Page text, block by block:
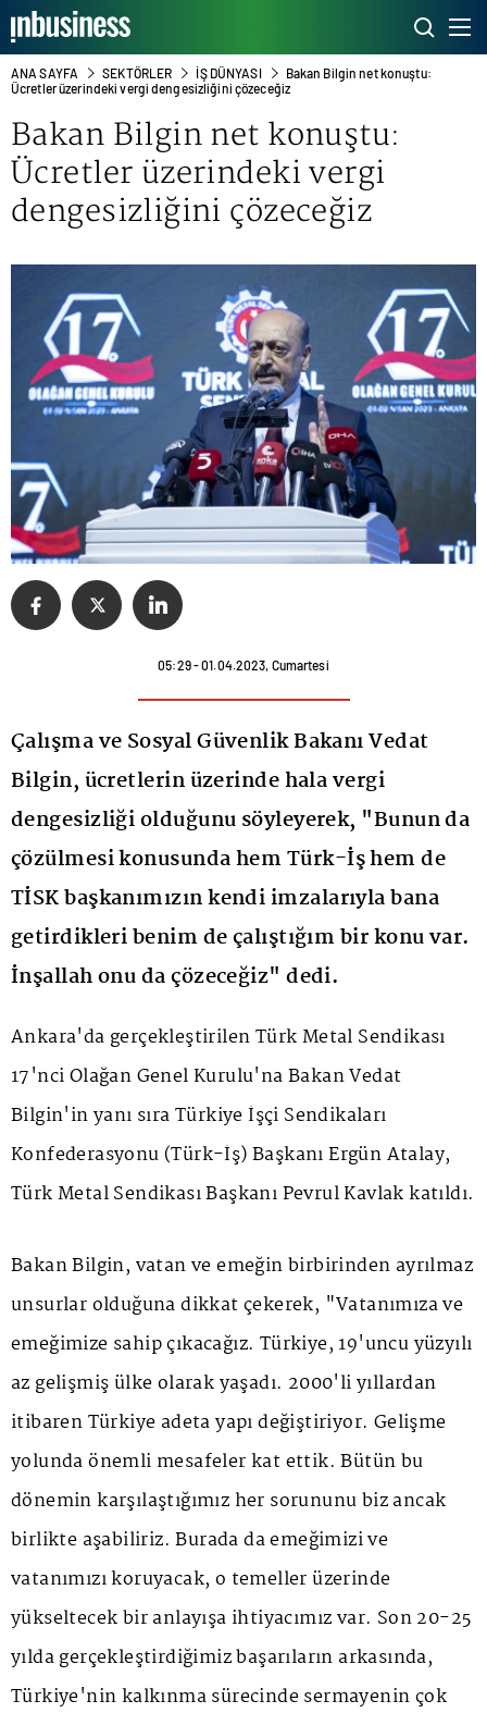
ANA SAYFA SEKTÖRLER İŞ DÜNYASI
Bakan Bilgin net konuştu:
Ücretler üzerindeki vergi dengesizliğini çözeceğiz
Bakan Bilgin net konuştu:
Ücretler üzerindeki vergi
dengesizliğini çözeceğiz
05:29 - 01.04.2023, Cumartesi
Çalışma ve Sosyal Güvenlik Bakanı Vedat
Bilgin, ücretlerin üzerinde hala vergi
dengesizliği olduğunu söyleyerek, "Bunun da
çözülmesi konusunda hem Türk-İş hem de
TİSK başkanımızın kendi imzalarıyla bana
getirdikleri benim de çalıştığım bir konu var.
İnşallah onu da çözeceğiz" dedi.
Ankara'da gerçekleştirilen Türk Metal Sendikası
17'nci Olağan Genel Kurulu'na Bakan Vedat
Bilgin'in yanı sıra Türkiye İşçi Sendikaları
Konfederasyonu (Türk-İş) Başkanı Ergün Atalay,
Türk Metal Sendikası Başkanı Pevrul Kavlak katıldı.
Bakan Bilgin, vatan ve emeğin birbirinden ayrılmaz
unsurlar olduğuna dikkat çekerek, "Vatanımıza ve
emeğimize sahip çıkacağız. Türkiye, 19'uncu yüzyılı
az gelişmiş ülke olarak yaşadı. 2000'li yıllardan
itibaren Türkiye adeta yapı değiştiriyor. Gelişme
yolunda önemli mesafeler kat ettik. Bütün bu
dönemin karşılaştığımız her sorununu biz ancak
birlikte aşabiliriz. Burada da emeğimizi ve
vatanımızı koruyacak, o temeller üzerinde
yükseltecek bir anlayışa ihtiyacımız var. Son 20-25
yılda gerçekleştirdiğimiz başarıların arkasında,
Türkiye'nin kalkınma sürecinde sermayenin çok